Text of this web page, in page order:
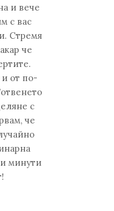
и вече
с вас
Стремя
че
от по-
с
че
минути